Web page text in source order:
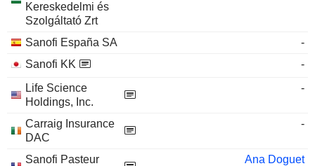
Kereskedelmi és
Szolgáltató Zrt
Sanofi España SA
-
Sanofi KK
-
Life Science
Holdings, Inc.
-
Carraig Insurance
DAC
-
Sanofi Pasteur
Ana Doguet